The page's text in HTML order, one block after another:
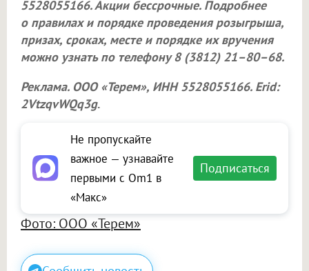
5528055166. Акции бессрочные. Подробнее
о правилах и порядке проведения розыгрыша,
призах, сроках, месте и порядке их вручения
можно узнать по телефону 8 (3812) 21–80–68.
Реклама. ООО «Терем», ИНН 5528055166. Erid:
2VtzqvWQq3g.
Не пропускайте
важное — узнавайте
первыми с Om1 в
«Макс»
Подписаться
Фото: ООО «Терем»